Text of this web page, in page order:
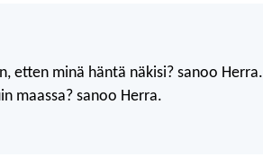
etten minä häntä näkisi? sanoo Herra.
maassa? sanoo Herra.